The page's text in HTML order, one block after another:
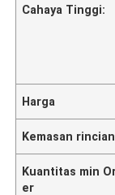
Cahaya Tinggi:
Harga
Kemasan rincian
Kuantitas min
er